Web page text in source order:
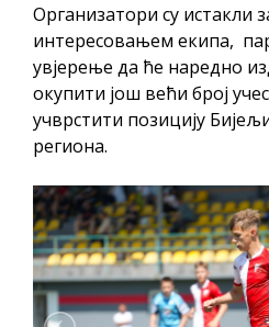
Организатори су истакли
интересовањем екипа,
увјерење да ће наредно
окупити још већи број
учврстити позицију
региона.